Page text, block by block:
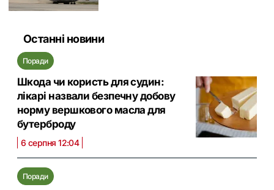
Останні новини
Поради
Шкода чи користь для судин:
лікарі назвали безпечну добову
норму вершкового масла для
бутерброду
6 серпня 12:04
Поради